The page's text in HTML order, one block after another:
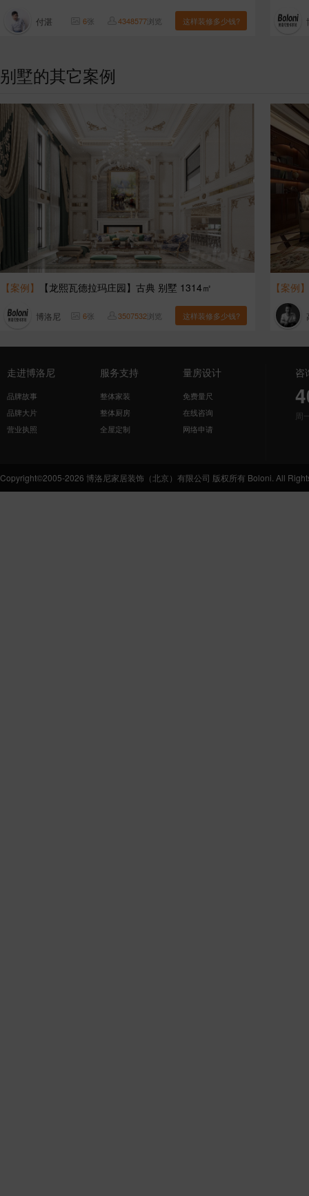
付湛 6张 4348577浏览 这样装修多少钱?
别墅的其它案例
【案例】 【龙熙瓦德拉玛庄园】古典 别墅 1314㎡
博洛尼 6张 3507532浏览 这样装修多少钱?
【案例】
走进博洛尼
品牌故事
品牌大片
营业执照
服务支持
整体家装
整体厨房
全屋定制
量房设计
免费量尺
在线咨询
网络申请
咨
周
Copyright©2005-2026 博洛尼家居装饰（北京）有限公司 版权所有 Boloni. All